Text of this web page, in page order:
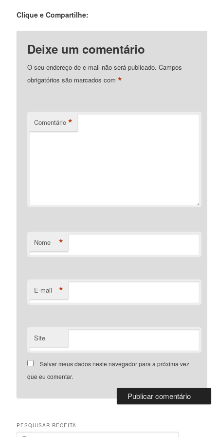
Clique e Compartilhe:
Deixe um comentário
O seu endereço de e-mail não será publicado. Campos
obrigatórios são marcados com*
Comentário *
Nome *
E-mail *
Site
Salvar meus dados neste navegador para a próxima vez
que eu comentar.
PESQUISAR RECEITA